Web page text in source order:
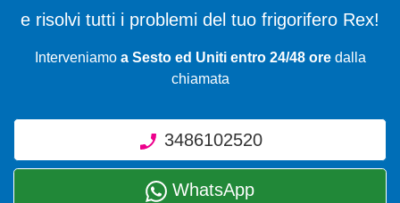
e risolvi tutti i problemi del tuo frigorifero Rex!
Interveniamo a Sesto ed Uniti entro 24/48 oredalla
chiamata
3486102520
WhatsApp